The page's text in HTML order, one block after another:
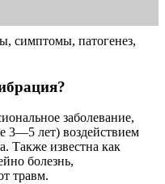
патогенез,
заболевание,
3—5 лет) воздействием
Также известна как
болезнь,
травм.